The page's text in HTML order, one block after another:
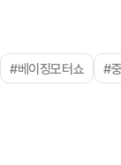
#베이징모터쇼 #